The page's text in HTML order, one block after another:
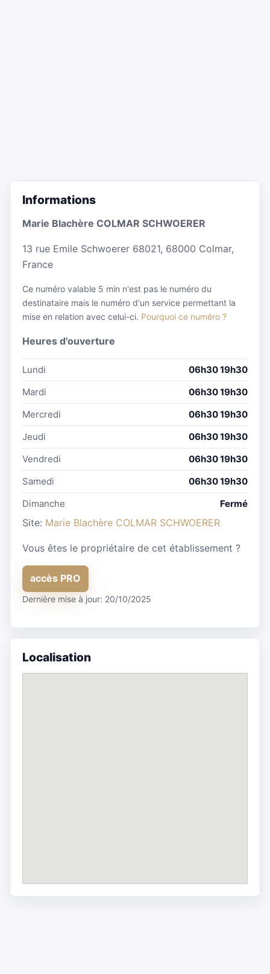
Informations
Marie Blachère COLMAR SCHWOERER
13 rue Emile Schwoerer 68021, 68000 Colmar,
France
Ce numéro valable 5 min n'est pas le numéro du
destinataire mais le numéro d'un service permettant la
mise en relation avec celui-ci. Pourquoi ce numéro ?
Heures d'ouverture
Lundi
06h30 19h30
Mardi
06h30 19h30
Mercredi
06h30 19h30
Jeudi
06h30 19h30
Vendredi
06h30 19h30
Samedi
06h30 19h30
Dimanche
Fermé
Site: Marie Blachère COLMAR SCHWOERER
Vous êtes le propriétaire de cet établissement ?
accès PRO
Dernière mise à jour: 20/10/2025
Localisation